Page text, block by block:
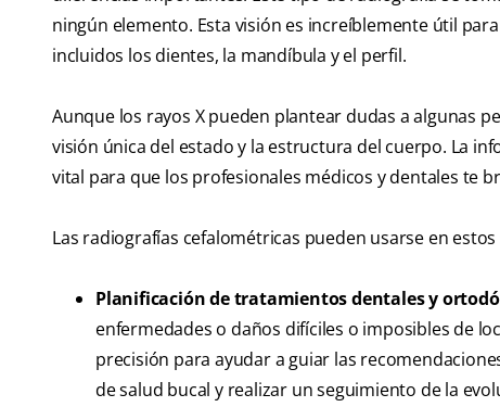
ningún elemento. Esta visión es increíblemente útil
incluidos los dientes, la mandíbula y el perfil.
Aunque los rayos X pueden plantear dudas a algunas
visión única del estado y la estructura del cuerpo. La
vital para que los profesionales médicos y dentales te
Las radiografías cefalométricas pueden usarse en
Planificación de tratamientos dentales y
enfermedades o daños difíciles o imposibles de
precisión para ayudar a guiar las
de salud bucal y realizar un seguimiento de la